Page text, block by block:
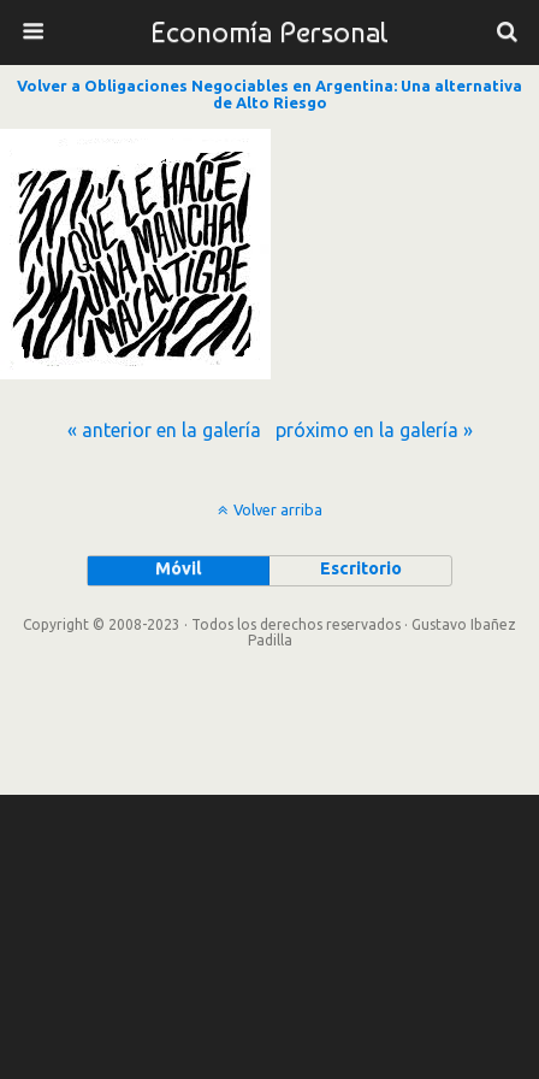
Economía Personal
Volver a Obligaciones Negociables en Argentina: Una alternativa
de Alto Riesgo
« anterior en la galería próximo en la galería »
Volver arriba
Móvil Escritorio
Copyright © 2008-2023 · Todos los derechos reservados · Gustavo Ibañez
Padilla